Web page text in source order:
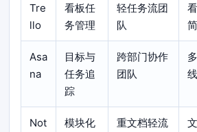
Tre
llo
看板任
务管理
轻任务流团
队
Asa
na
目标与
任务追
踪
跨部门协作
团队
Not
模块化
重文档轻流